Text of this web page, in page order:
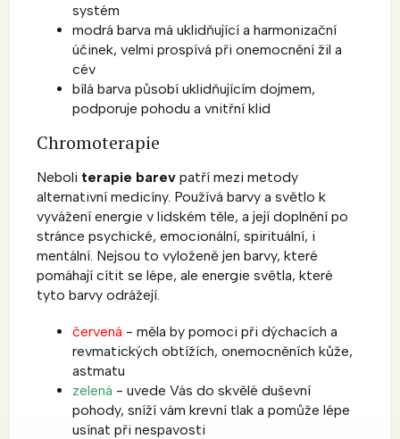
systém
modrá barva má uklidňující a harmonizační
účinek, velmi prospívá při onemocnění žil a
cév
bílá barva působí uklidňujícím dojmem,
podporuje pohodu a vnitřní klid
Chromoterapie
Neboli terapie barev patří mezi metody
alternativní medicíny. Používá barvy a světlo k
vyvážení energie v lidském těle, a její doplnění po
stránce psychické, emocionální, spirituální, i
mentální. Nejsou to vyloženě jen barvy, které
pomáhají cítit se lépe, ale energie světla, které
tyto barvy odrážejí.
červená - měla by pomoci při dýchacích a
revmatických obtížích, onemocněních kůže,
astmatu
zelená - uvede Vás do skvělé duševní
pohody, sníží vám krevní tlak a pomůže lépe
usínat při nespavosti